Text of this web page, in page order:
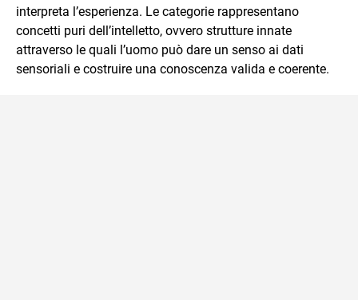
interpreta l’esperienza. Le categorie rappresentano
concetti puri dell’intelletto, ovvero strutture innate
attraverso le quali l’uomo può dare un senso ai dati
sensoriali e costruire una conoscenza valida e coerente.